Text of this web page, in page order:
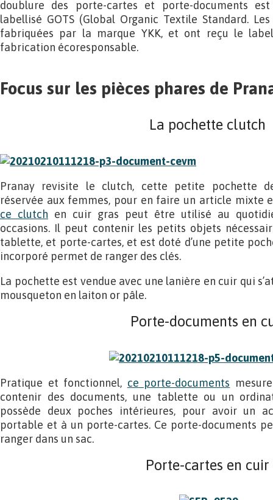
doublure des porte-cartes et porte-documents
labellisé GOTS (Global Organic Textile Standard.
fabriquées par la marque YKK, et ont reçu le
fabrication écoresponsable.
Focus sur les pièces phares de
La pochette clutch
Pranay revisite le clutch, cette petite pochette
réservée aux femmes, pour en faire un article mixte
ce clutch en cuir gras peut être utilisé au
occasions. Il peut contenir les petits objets
tablette, et porte-cartes, et est doté d’une petite
incorporé permet de ranger des clés.
La pochette est vendue avec une lanière en cuir qui
mousqueton en laiton or pâle.
Porte-documents en
Pratique et fonctionnel, ce porte-documents
contenir des documents, une tablette ou un
possède deux poches intérieures, pour avoir un
portable et à un porte-cartes. Ce porte-documents
ranger dans un sac.
Porte-cartes en cuir